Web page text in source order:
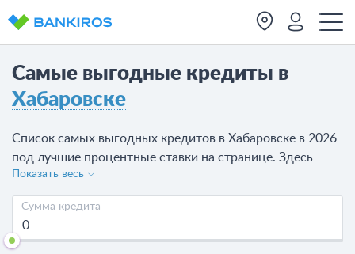
Самые выгодные кредиты в
Хабаровске
Список самых выгодных кредитов в Хабаровске в 2026
под лучшие процентные ставки на странице. Здесь
можно варианта от 21 банка, выбрать лучший банк
Хабаровска для оформления кредита и
оставить онлайн-заявку на кредит в Хабаровске
Показать весь
Сумма кредита